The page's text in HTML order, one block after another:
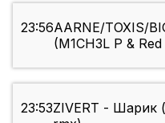
23:56AARNE/TOXIS/
(M1CH3L P &
23:53ZIVERT - Шарик